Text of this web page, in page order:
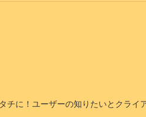
チに！ユーザーの知りたいとクライ